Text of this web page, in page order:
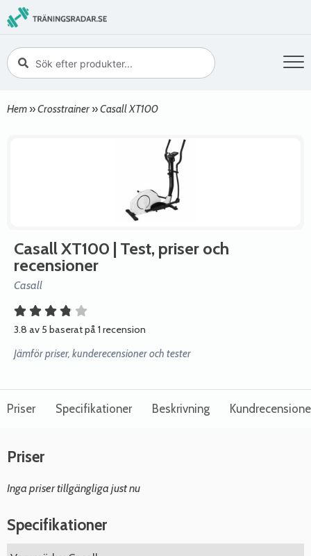
Hem »Crosstrainer »Casall XT100
Casall XT100 | Test, priser och
recensioner
Casall
3.8 av 5 baserat på 1 recension
Jämför priser, kunderecensioner och tester
Priser Specifikationer Beskrivning
Priser
Inga priser tillgängliga just nu
Specifikationer